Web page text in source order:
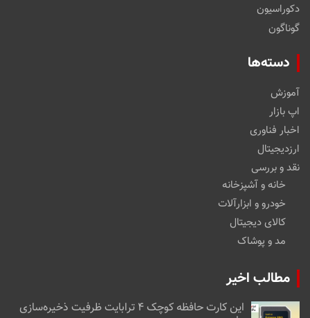
دکوراسیون
گوناگون
دسته‌ها
آموزش
اپ بازار
اخبار فناوری
ارزدیجیتال
نقد و بررسی
خانه و آشپزخانه
خودرو و ابزارآلات
کالای دیجیتال
مد و پوشاک
مطالب اخیر
این کارت حافظه کوچک ۴ ترابایت ظرفیت ذخیره‌سازی